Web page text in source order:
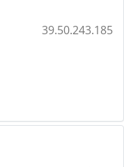
39.50.243.185